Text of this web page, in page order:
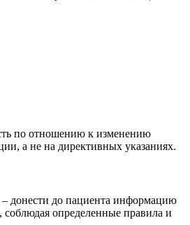
по отношению к изменению
а не на директивных указаниях.
– донести до пациента информацию
определенные правила и